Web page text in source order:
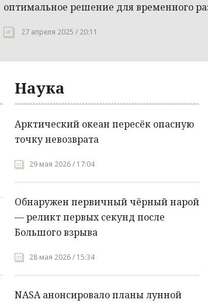
оптимальное решение для временного
27 апреля 2025 / 20:11
Наука
Арктический океан пересёк опасную
точку невозврата
29 мая 2026 / 17:04
Обнаружен первичный чёрный нарой
— реликт первых секунд после
Большого взрыва
28 мая 2026 / 15:34
NASA анонсировало планы лунной